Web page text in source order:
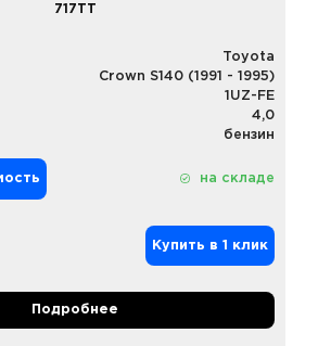
717TT
Toyota
Crown S140 (1991 - 1995)
1UZ-FE
4,0
бензин
на складе
Купить в 1 клик
Подробнее